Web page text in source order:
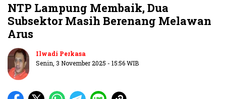
NTP Lampung Membaik, Dua
Subsektor Masih Berenang Melawan
Arus
Ilwadi Perkasa
Senin, 3 November 2025 - 15:56 WIB